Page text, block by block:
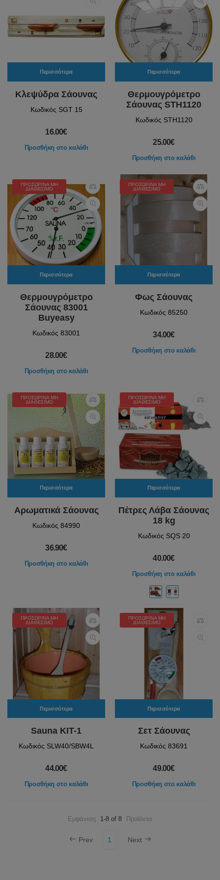
Περισσότερα
Κλεψύδρα Σάουνας
Κωδικός SGT 15
16.00€
Προσθήκη στο καλάθι
Περισσότερα
Θερμουγρόμετρο
Σάουνας STH1120
Κωδικός STH1120
25.00€
Προσθήκη στο καλάθι
ΠΡΟΣΩΡΙΝΆ ΜΗ
ΔΙΑΘΈΣΙΜΟ
Περισσότερα
Θερμουγρόμετρο
Σάουνας 83001
Buyeasy
Κωδικός 83001
28.00€
Προσθήκη στο καλάθι
ΠΡΟΣΩΡΙΝΆ ΜΗ
ΔΙΑΘΈΣΙΜΟ
Περισσότερα
Φως Σάουνας
Κωδικός 85250
34.00€
Προσθήκη στο καλάθι
ΠΡΟΣΩΡΙΝΆ ΜΗ
ΔΙΑΘΈΣΙΜΟ
Περισσότερα
Αρωματικά Σάουνας
Κωδικός 84990
36.90€
Προσθήκη στο καλάθι
ΠΡΟΣΩΡΙΝΆ ΜΗ
ΔΙΑΘΈΣΙΜΟ
Περισσότερα
Πέτρες Λάβα Σάουνας
18 kg
Κωδικός SQS 20
40.00€
Προσθήκη στο καλάθι
ΠΡΟΣΩΡΙΝΆ ΜΗ
ΔΙΑΘΈΣΙΜΟ
Περισσότερα
Sauna KIT-1
Κωδικός SLW40/SBW4L
44.00€
Προσθήκη στο καλάθι
ΠΡΟΣΩΡΙΝΆ ΜΗ
ΔΙΑΘΈΣΙΜΟ
Περισσότερα
Σετ Σάουνας
Κωδικός 83691
49.00€
Προσθήκη στο καλάθι
Εμφάνιση 1-8 of 8 Προϊόντα
Prev 1 Next